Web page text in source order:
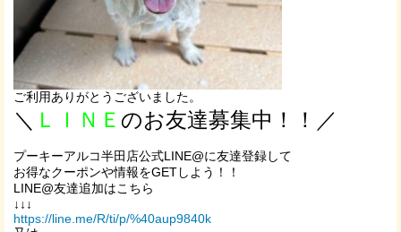
ご利用ありがとうございました。
＼ ＬＩＮＥ のお友達募集中！！／
プーキーアルコ半田店公式LINE@に友達登録して
お得なクーポンや情報をGETしよう！！
LINE@友達追加はこちら
↓↓↓
https://line.me/R/ti/p/%40aup9840k